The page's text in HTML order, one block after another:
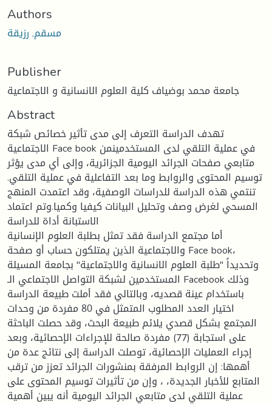
Authors
مسقم, رزيقة
Publisher
جامعة محمد بوضياف كلية العلوم الانسانية و الاجتماعية
Abstract
تهدف الدراسة التعرف إلى مدى تأثير خصائص شبكة
الاجتماعية Face book في عملية التلقي لدى المستخدمينمن
متابعي صفحات الجرائد اليومية الجزائرية، وإلى أي مدى يؤثر
توسيم المحتوى والروابط وما بعد التفاعلية في عملية التلقي.
تنتمي هذه الدراسة للدراسات الوصفية، وقد اعتمدت المنهج
المسحي لغرض وصف وتحليل البيانات كيفيا وكميا.وتم اعتماد
الاستبانة أداة للدراسة
أما مجتمع الدراسة فقد تمثل بطلبة العلوم الإنسانية
والاجتماعية الذين يمتلكون حساب أو صفحة Face book،
وتحديداً "طلبة العلوم الانسانية والاجتماعية" بجامعة المسيلة
المستخدمين لشبكة التواصل الاجتماعي الـ Facebook وذلك
باستخدام عينة قصديه، وبالتالي فقد أملت طبيعة الدراسة
اختيار العدد المطلوب المتمثل في 80 مفردة من وحدات
المجتمع بشكل قصدي يلائم طبيعة البحث، وقد حصلت الباحثة
على استجابة (77) مفردة صالحة للإجراءات الإحصائية، وبعد
إجراء العمليات الإحصائية، توصلت الدراسة إلى نتائج عدة من
أهمها: إن الروابط المرفقة بمنشورات الجرائد تعزز من ترقب
المتابع للأخبار الجديدة، ، وإن من تأثيرات توسيم المحتوى على
عملية التلقي لدى متابعي الجرائد اليومية أنه يبين أهمية